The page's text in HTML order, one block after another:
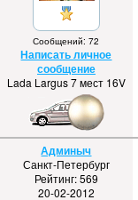
Сообщений: 72
Написать личное
сообщение
Lada Largus 7 мест 16V
Админыч
Санкт-Петербург
Рейтинг: 569
20-02-2012